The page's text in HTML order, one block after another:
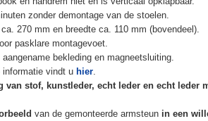
zonder demontage van de stoelen.
270 mm en breedte ca. 110 mm (bovendeel).
pasklare montagevoet.
bekleding en magneetsluiting.
informatie vindt u hier.
van stof, kunstleder, echt leder en echt leder
van de gemonteerde armsteun in een